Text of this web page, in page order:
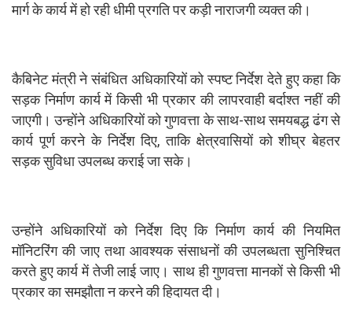
मार्ग के कार्य में हो रही धीमी प्रगति पर कड़ी नाराजगी व्यक्त की।
कैबिनेट मंत्री ने संबंधित अधिकारियों को स्पष्ट निर्देश देते हुए कहा कि
सड़क निर्माण कार्य में किसी भी प्रकार की लापरवाही बर्दाश्त नहीं की
जाएगी। उन्होंने अधिकारियों को गुणवत्ता के साथ-साथ समयबद्ध ढंग से
कार्य पूर्ण करने के निर्देश दिए, ताकि क्षेत्रवासियों को शीघ्र बेहतर
सड़क सुविधा उपलब्ध कराई जा सके।
उन्होंने अधिकारियों को निर्देश दिए कि निर्माण कार्य की नियमित
मॉनिटरिंग की जाए तथा आवश्यक संसाधनों की उपलब्धता सुनिश्चित
करते हुए कार्य में तेजी लाई जाए। साथ ही गुणवत्ता मानकों से किसी भी
प्रकार का समझौता न करने की हिदायत दी।